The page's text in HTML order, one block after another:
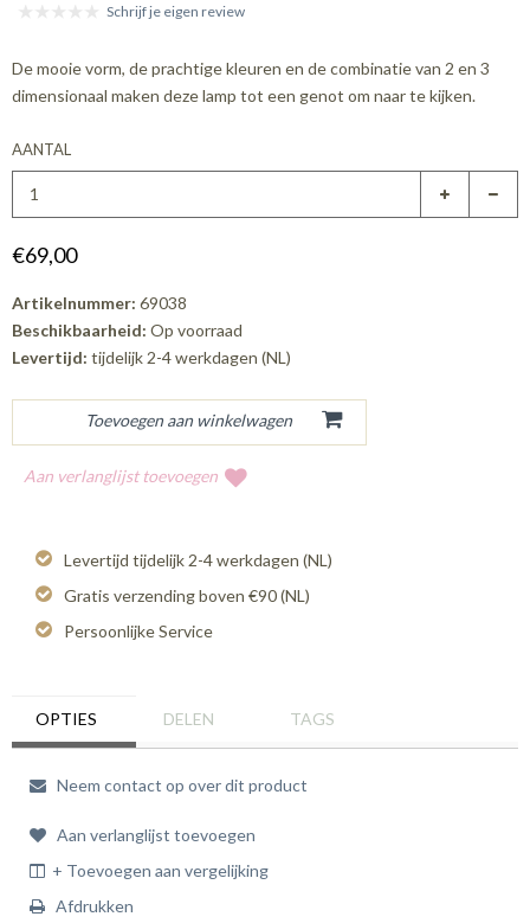
Schrijf je eigen review
De mooie vorm, de prachtige kleuren en de combinatie van 2 en 3
dimensionaal maken deze lamp tot een genot om naar te kijken.
AANTAL
€69,00
Artikelnummer: 69038
Beschikbaarheid: Op voorraad
Levertijd: tijdelijk 2-4 werkdagen (NL)
Aan verlanglijst toevoegen
Levertijd tijdelijk 2-4 werkdagen (NL)
Gratis verzending boven €90 (NL)
Persoonlijke Service
OPTIES DELEN TAGS
Neem contact op over dit product
Aan verlanglijst toevoegen
+ Toevoegen aan vergelijking
Afdrukken